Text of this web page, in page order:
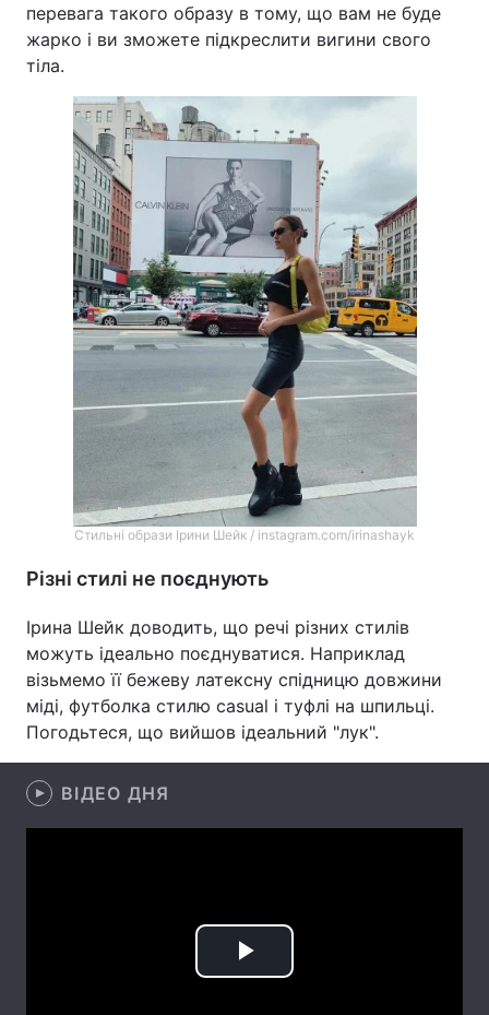
Лонгріди
Інтерв'ю Думки
Архів Вакансії
Контакти
Послуги
Тема оформлення
перевага такого образу в тому, що вам не буде
жарко і ви зможете підкреслити вигини свого
тіла.
Стильні образи Ірини Шейк / instagram.com/irinashayk
Різні стилі не поєднують
Ірина Шейк доводить, що речі різних стилів
можуть ідеально поєднуватися. Наприклад
візьмемо її бежеву латексну спідницю довжини
міді, футболка стилю casual і туфлі на шпильці.
Погодьтеся, що вийшов ідеальний "лук".
ВІДЕО ДНЯ
Play